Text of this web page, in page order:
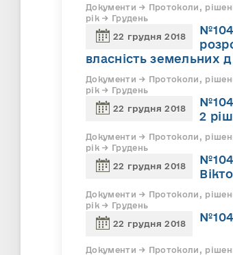
Документи → Протоколи,
рік → Грудень
22 грудня 2018
власність земельних
Документи → Протоколи,
рік → Грудень
22 грудня 2018
2
Документи → Протоколи,
рік → Грудень
22 грудня 2018
Документи → Протоколи,
рік → Грудень
22 грудня 2018
Документи → Протоколи,